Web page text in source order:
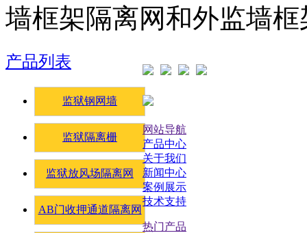
墙框架隔离网和外监墙
产品列表
监狱钢网墙
监狱隔离栅
监狱放风场隔离网
AB门收押通道隔离网
网站导航
产品中心
关于我们
新闻中心
案例展示
技术支持
热门产品